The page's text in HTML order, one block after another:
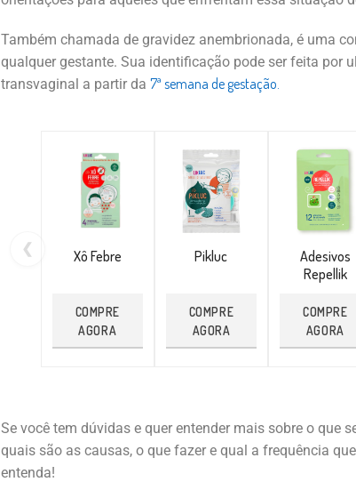
Também chamada de gravidez anembrionada, é uma
qualquer gestante. Sua identificação pode ser feita por
transvaginal a partir da 7ª semana de gestação.
❮ Xô Febre
COMPRE
AGORA
Pikluc
COMPRE
AGORA
Adesivos
Repellik
COMPRE
AGORA
Se você tem dúvidas e quer entender mais sobre o que
quais são as causas, o que fazer e qual a frequência
entenda!